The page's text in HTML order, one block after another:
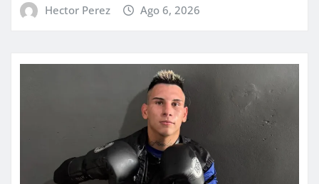
Hector Perez Ago 6, 2026